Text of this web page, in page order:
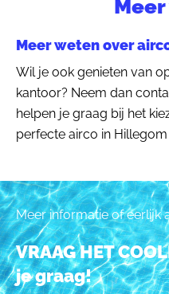
Meer weten over
Wil je ook genieten van
kantoor? Neem dan
helpen je graag bij het
perfecte airco in
Meer informatie of eerlijk
VRAAG HET
je graag!